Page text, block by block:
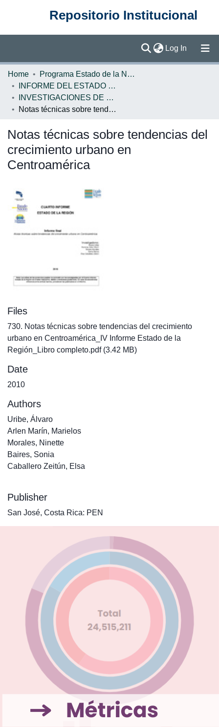
Repositorio Institucional
Log In (current)
Communities & Collections
Statistics
Home
Programa Estado de la Nación (PEN)
INFORME DEL ESTADO DE LA REGION
INVESTIGACIONES DE BASE ERCA
Notas técnicas sobre tendencias del crecimiento urbano en Centroamérica
Notas técnicas sobre tendencias del
crecimiento urbano en
Centroamérica
Files
730. Notas técnicas sobre tendencias del crecimiento
urbano en Centroamérica_IV Informe Estado de la
Región_Libro completo.pdf(3.42 MB)
Date
2010
Authors
Uribe, Álvaro
Arlen Marín, Marielos
Morales, Ninette
Baires, Sonia
Caballero Zeitún, Elsa
Publisher
San José, Costa Rica: PEN